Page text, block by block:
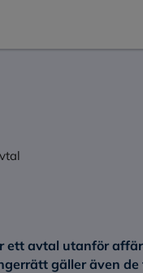
ett avtal utanför
gäller även